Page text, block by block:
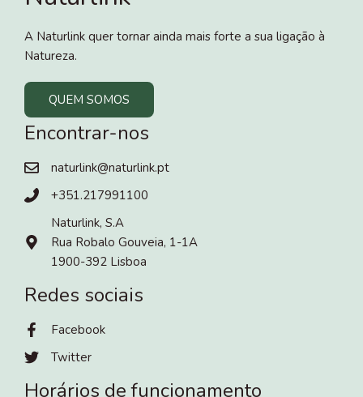
A Naturlink quer tornar ainda mais forte a sua ligação à
Natureza.
QUEM SOMOS
Encontrar-nos
naturlink@naturlink.pt
+351.217991100
Naturlink, S.A
Rua Robalo Gouveia, 1-1A
1900-392 Lisboa
Redes sociais
Facebook
Twitter
Horários de funcionamento